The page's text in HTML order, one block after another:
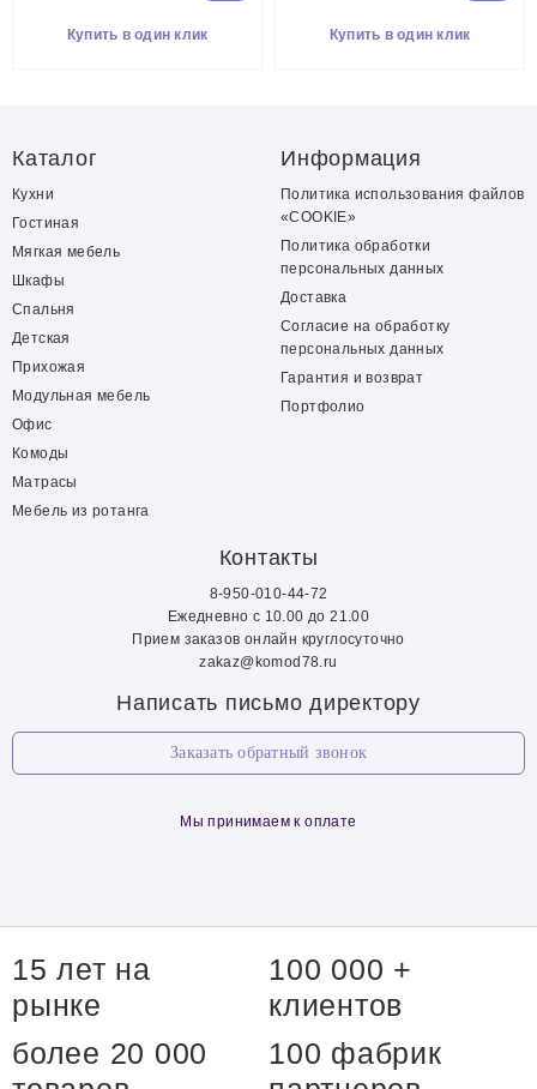
Купить в один клик Купить в один клик
Каталог
Кухни
Гостиная
Мягкая мебель
Шкафы
Спальня
Детская
Прихожая
Модульная мебель
Офис
Комоды
Матрасы
Мебель из ротанга
Информация
Политика использования файлов
«COOKIE»
Политика обработки
персональных данных
Доставка
Согласие на обработку
персональных данных
Гарантия и возврат
Портфолио
Контакты
8-950-010-44-72
Ежедневно с 10.00 до 21.00
Прием заказов онлайн круглосуточно
zakaz@komod78.ru
Написать письмо директору
Заказать обратный звонок
Мы принимаем к оплате
15 лет на
рынке
100 000 +
клиентов
более 20 000
100 фабрик